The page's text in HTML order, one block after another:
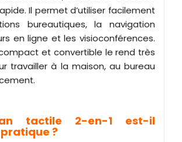
Il permet d’utiliser facilement
bureautiques, la navigation
en ligne et les visioconférences.
et convertible le rend très
travailler à la maison, au bureau
tactile 2-en-1 est-il
?